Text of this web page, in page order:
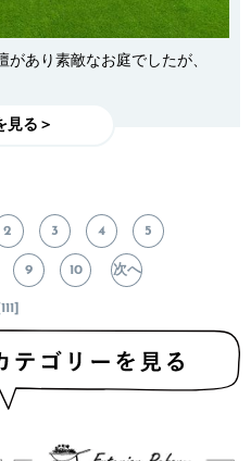
あり素敵なお庭でしたが、
見る＞
2 3 4 5
9 10 次へ
[111]